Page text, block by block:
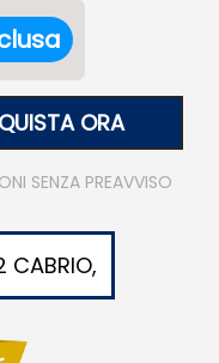
Quantità
ORA
SENZA PREAVVISO
CABRIO,